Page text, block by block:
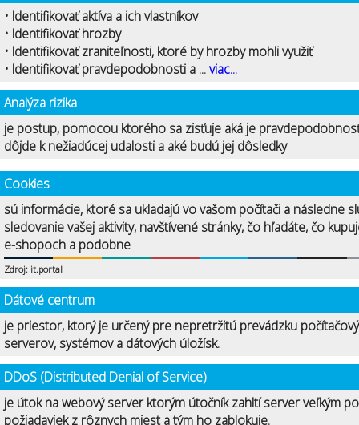
• Identifikovať aktíva a ich vlastníkov
• Identifikovať hrozby
• Identifikovať zraniteľnosti, ktoré by hrozby mohli využiť
• Identifikovať pravdepodobnosti a ...viac...
Analýza rizika
je postup, pomocou ktorého sa zisťuje aká je
dôjde k nežiadúcej udalosti a aké budú jej dôsledky
Cookies
sú informácie, ktoré sa ukladajú vo vašom počítači a následne
sledovanie vašej aktivity, navštívené stránky, čo hľadáte, čo
e-shopoch a podobne
Zdroj: it.portal
Dátové centrum
je priestor, ktorý je určený pre nepretržitú prevádzku
serverov, systémov a dátových úložísk.
DDoS (Distributed Denial of Service)
je útok na webový server ktorým útočník zahltí server veľkým
požiadaviek z rôznych miest a tým ho zablokuje.